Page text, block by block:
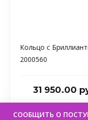
Кольцо с
2000560
31 950.00
СООБЩИТЬ О